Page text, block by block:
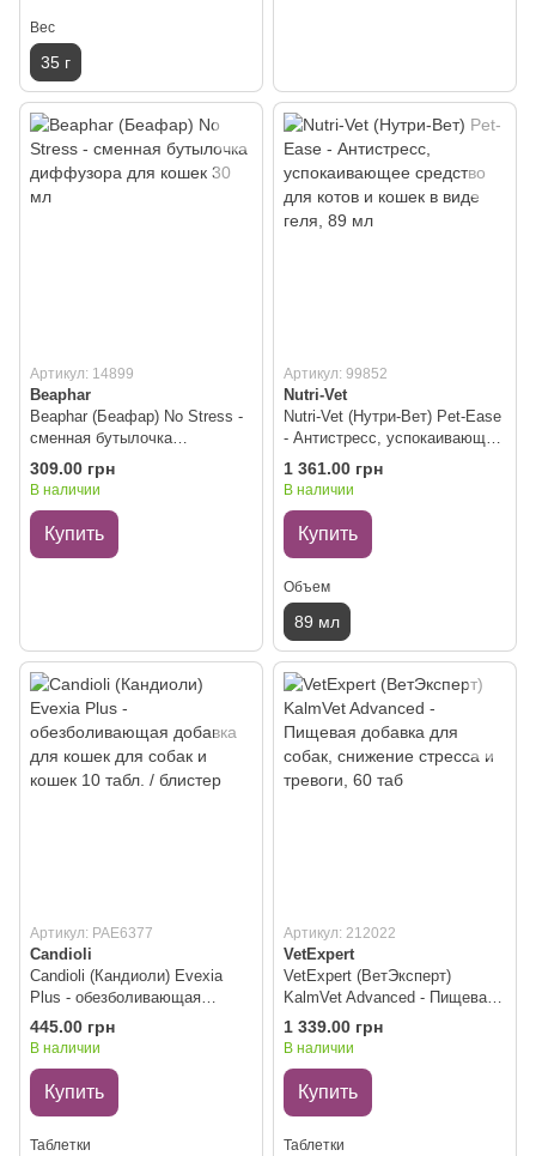
Вес
35 г
Артикул: 14899
Beaphar
Beaphar (Беафар) No Stress -
сменная бутылочка
диффузора для кошек 30 мл
309.00 грн
В наличии
Купить
Артикул: 99852
Nutri-Vet
Nutri-Vet (Нутри-Вет) Pet-Ease
- Антистресс, успокаивающее
средство для котов и кошек в
виде геля, 89 мл
1 361.00 грн
В наличии
Купить
Объем
89 мл
Артикул: PAE6377
Candioli
Candioli (Кандиоли) Evexia
Plus - обезболивающая
добавка для кошек для собак
и кошек 10 табл. / блистер
445.00 грн
В наличии
Купить
Таблетки
Артикул: 212022
VetExpert
VetExpert (ВетЭксперт)
KalmVet Advanced - Пищевая
добавка для собак, снижение
стресса и тревоги, 60 таб
1 339.00 грн
В наличии
Купить
Таблетки